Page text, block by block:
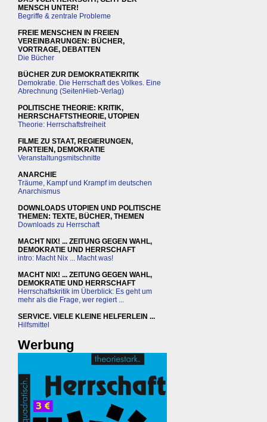
MENSCH UNTER!
Begriffe & zentrale Probleme
FREIE MENSCHEN IN FREIEN
VEREINBARUNGEN: BÜCHER,
VORTRAGE, DEBATTEN
Die Bücher
BÜCHER ZUR DEMOKRATIEKRITIK
Demokratie. Die Herrschaft des Volkes. Eine
Abrechnung (SeitenHieb-Verlag)
POLITISCHE THEORIE: KRITIK,
HERRSCHAFTSTHEORIE, UTOPIEN
Theorie: Herrschaftsfreiheit
FILME ZU STAAT, REGIERUNGEN,
PARTEIEN, DEMOKRATIE
Veranstaltungsmitschnitte
ANARCHIE
Träume, Kampf und Krampf im deutschen
Anarchismus
DOWNLOADS UTOPIEN UND POLITISCHE
THEMEN: TEXTE, BÜCHER, THEMEN
Downloads zu Herrschaft
MACHT NIX! ... ZEITUNG GEGEN WAHL,
DEMOKRATIE UND HERRSCHAFT
intro: Macht Nix ... Macht was!
MACHT NIX! ... ZEITUNG GEGEN WAHL,
DEMOKRATIE UND HERRSCHAFT
Herrschaftskritik im Überblick: Es geht um
mehr als die Frage, wer regiert ...
SERVICE. VIELE KLEINE HELFERLEIN ...
Hilfsmittel
Werbung